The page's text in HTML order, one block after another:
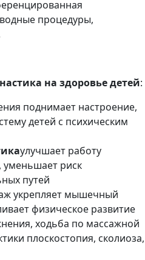
процедуры,
на здоровье детей:
поднимает настроение,
детей с психическим
улучшает работу
уменьшает риск
путей
укрепляет мышечный
физическое развитие
ходьба по массажной
плоскостопия, сколиоза,